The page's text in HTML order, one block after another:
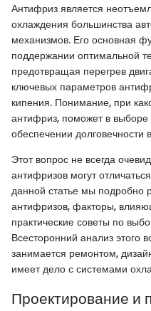
Антифриз является
охлаждения большинства
механизмов. Его основная
поддержании оптимальной
предотвращая перегрев
ключевых параметров
кипения. Понимание, при
антифриз, поможет в выборе
обеспечении долговечности
Этот вопрос не всегда
антифризов могут
данной статье мы подробно
антифризов, факторы,
практические советы по
Всесторонний анализ этого
занимается ремонтом,
имеет дело с системами
Проектирование и